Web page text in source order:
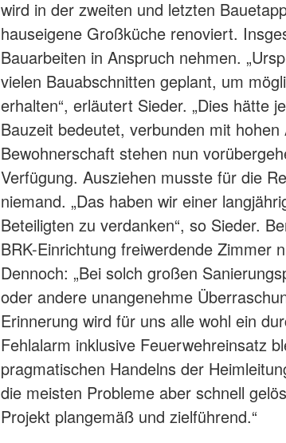
wird in der zweiten und letzten
hauseigene Großküche renoviert.
Bauarbeiten in Anspruch nehmen.
vielen Bauabschnitten geplant, um
erhalten“, erläutert Sieder. „Dies hätte
Bauzeit bedeutet, verbunden mit hohen
Bewohnerschaft stehen nun
Verfügung. Ausziehen musste für die
niemand. „Das haben wir einer
Beteiligten zu verdanken“, so Sieder.
BRK-Einrichtung freiwerdende Zimmer
Dennoch: „Bei solch großen
oder andere unangenehme
Erinnerung wird für uns alle wohl ein
Fehlalarm inklusive Feuerwehreinsatz
pragmatischen Handelns der
die meisten Probleme aber schnell
Projekt plangemäß und zielführend.“